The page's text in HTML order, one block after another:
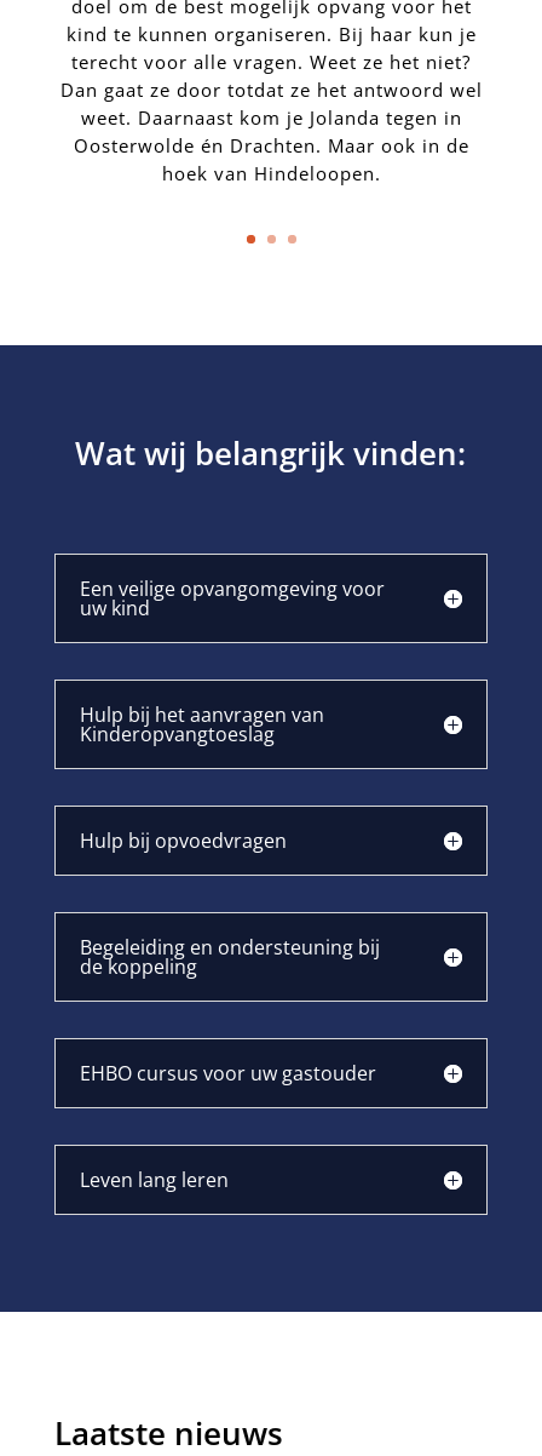
doel om de best mogelijk opvang voor het
kind te kunnen organiseren. Bij haar kun je
terecht voor alle vragen. Weet ze het niet?
Dan gaat ze door totdat ze het antwoord wel
weet. Daarnaast kom je Jolanda tegen in
Oosterwolde én Drachten. Maar ook in de
hoek van Hindeloopen.
Wat wij belangrijk vinden:
Een veilige opvangomgeving voor
uw kind
Hulp bij het aanvragen van
Kinderopvangtoeslag
Hulp bij opvoedvragen
Begeleiding en ondersteuning bij
de koppeling
EHBO cursus voor uw gastouder
Leven lang leren
Laatste nieuws